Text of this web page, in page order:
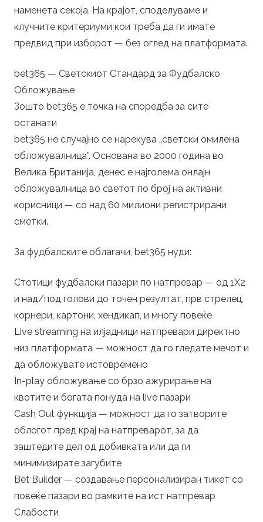
e
t
t
i
n
g
наменета секоја. На крајот, споделуваме и
клучните критериуми кои треба да ги имате
предвид при изборот — без оглед на платформата.
bet365 — Светскиот Стандард за Фудбалско
Обложување
Зошто bet365 е точка на споредба за сите
останати
bet365 не случајно се нарекува „светски омилена
обложувалница”. Основана во 2000 година во
Велика Британија, денес е најголема онлајн
обложувалница во светот по број на активни
корисници — со над 60 милиони регистрирани
сметки.
За фудбалските облагачи, bet365 нуди:
Стотици фудбалски пазари по натпревар — од 1X2
и над/под голови до точен резултат, прв стрелец,
корнери, картони, хендикап, и многу повеќе
Live streaming на илјадници натпревари директно
низ платформата — можност да го гледате мечот и
да обложувате истовремено
In-play обложување со брзо ажурирање на
квотите и богата понуда на live пазари
Cash Out функција — можност да го затворите
облогот пред крај на натпреварот, за да
заштедите дел од добивката или да ги
минимизирате загубите
Bet Builder — создавање персонализиран тикет со
повеќе пазари во рамките на ист натпревар
Слабости